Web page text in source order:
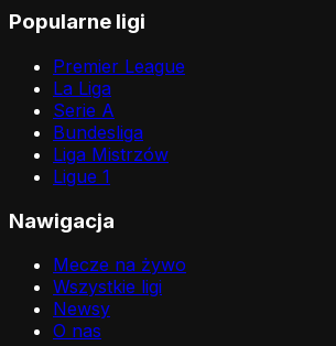
Popularne ligi
Premier League
La Liga
Serie A
Bundesliga
Liga Mistrzów
Ligue 1
Nawigacja
Mecze na żywo
Wszystkie ligi
Newsy
O nas